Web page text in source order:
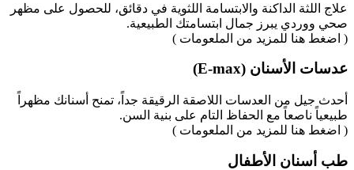
علاج اللثة الداكنة والابتسامة اللثوية في دقائق، للحصول على مظهر
صحي ووردي يبرز جمال ابتسامتك الطبيعية.
( اضغط هنا للمزيد من الملعومات )
عدسات الأسنان (E-max)
أحدث جيل من العدسات اللاصقة الرقيقة جداً، تمنح أسنانك مظهراً
طبيعياً ناصعاً مع الحفاظ التام على بنية السن.
( اضغط هنا للمزيد من الملعومات )
طب أسنان الأطفال